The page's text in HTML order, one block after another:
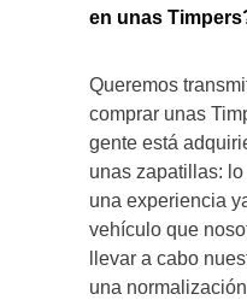
en unas
Queremos
comprar unas
gente está
unas zapatillas:
una experiencia
vehículo que
llevar a cabo
una